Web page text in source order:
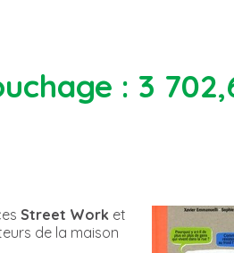
: 3
Street Work et
de la maison